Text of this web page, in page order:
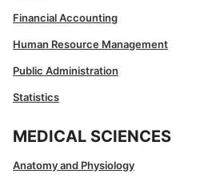
Financial Accounting
Human Resource Management
Public Administration
Statistics
MEDICAL SCIENCES
Anatomy and Physiology